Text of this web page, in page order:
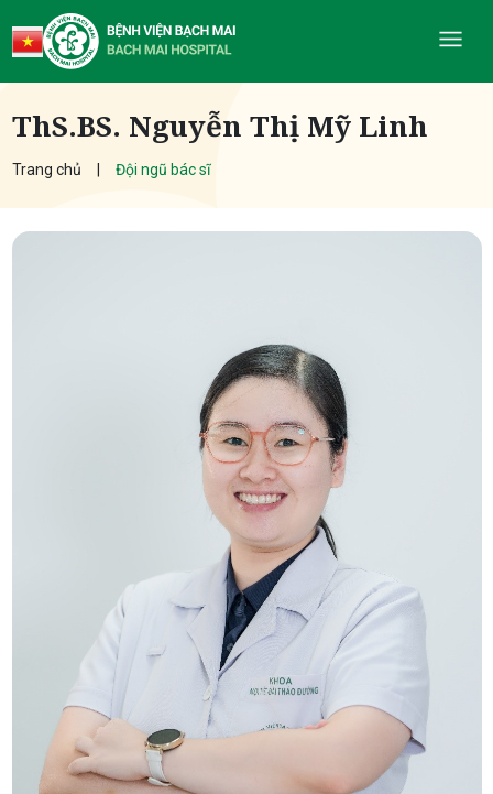
ThS.BS. Nguyễn Thị Mỹ Linh
Trang chủ Đội ngũ bác sĩ